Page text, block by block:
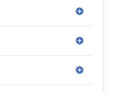
理士が行い、記帳業務
対応する方法を取って
る仕組みとしておりま